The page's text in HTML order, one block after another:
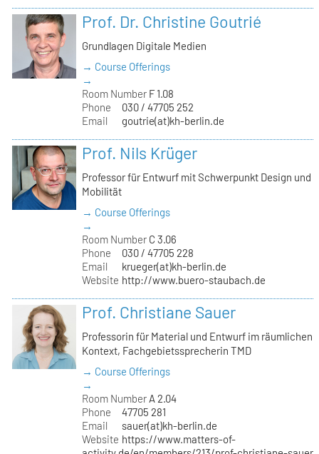
Prof. Dr. Christine Goutrié
Grundlagen Digitale Medien
→ Course Offerings
→
Room Number F 1.08
Phone
030 / 47705 252
Email
goutrie(at)kh-berlin.de
Prof. Nils Krüger
Professor für Entwurf mit Schwerpunkt Design und
Mobilität
→ Course Offerings
→
Room Number C 3.06
Phone
030 / 47705 228
Email
krueger(at)kh-berlin.de
Website http://www.buero-staubach.de
Prof. Christiane Sauer
Professorin für Material und Entwurf im räumlichen
Kontext, Fachgebietssprecherin TMD
→ Course Offerings
→
Room Number A 2.04
Phone
47705 281
Email
sauer(at)kh-berlin.de
Website https://www.matters-of-